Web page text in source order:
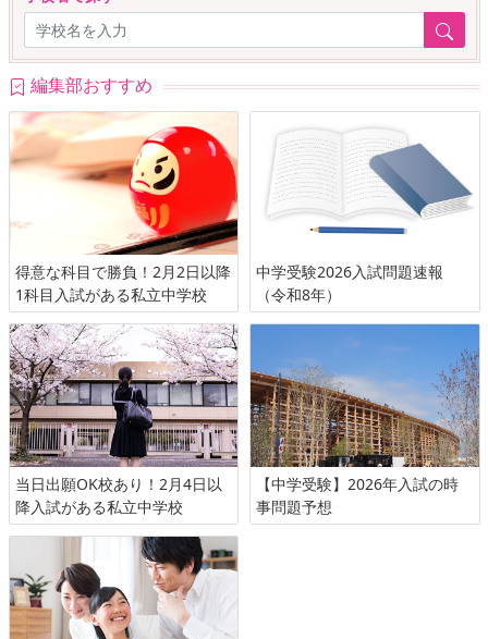
編集部おすすめ
得意な科目で勝負！2月2日以降
1科目入試がある私立中学校
中学受験2026入試問題速報
（令和8年）
当日出願OK校あり！2月4日以
降入試がある私立中学校
【中学受験】2026年入試の時
事問題予想